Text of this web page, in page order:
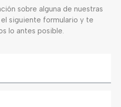
sobre alguna de nuestras
el siguiente formulario y te
lo antes posible.